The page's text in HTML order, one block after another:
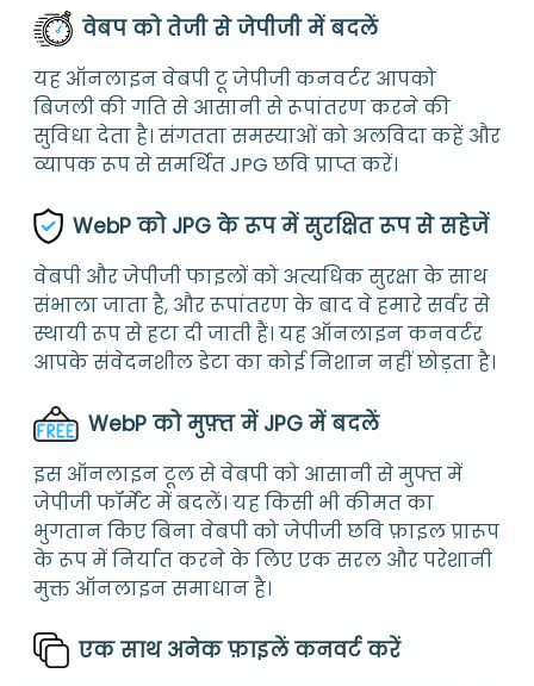
वेबप को तेजी से जेपीजी में बदलें
यह ऑनलाइन वेबपी टू जेपीजी कनवर्टर आपको
बिजली की गति से आसानी से रूपांतरण करने की
सुविधा देता है। संगतता समस्याओं को अलविदा कहें और
व्यापक रूप से समर्थित JPG छवि प्राप्त करें।
WebP को JPG के रूप में सुरक्षित रूप से सहेजें
वेबपी और जेपीजी फाइलों को अत्यधिक सुरक्षा के साथ
संभाला जाता है, और रूपांतरण के बाद वे हमारे सर्वर से
स्थायी रूप से हटा दी जाती हैं। यह ऑनलाइन कनवर्टर
आपके संवेदनशील डेटा का कोई निशान नहीं छोड़ता है।
WebP को मुफ़्त में JPG में बदलें
इस ऑनलाइन टूल से वेबपी को आसानी से मुफ्त में
जेपीजी फॉर्मेट में बदलें। यह किसी भी कीमत का
भुगतान किए बिना वेबपी को जेपीजी छवि फ़ाइल प्रारूप
के रूप में निर्यात करने के लिए एक सरल और परेशानी
मुक्त ऑनलाइन समाधान है।
एक साथ अनेक फ़ाइलें कनवर्ट करें